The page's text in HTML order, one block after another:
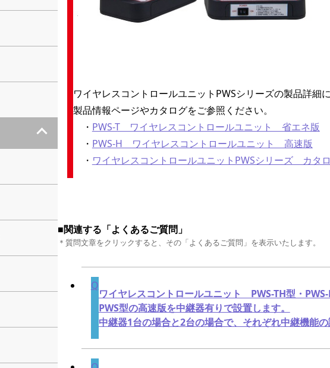
ワイヤレスコントロールユニットPWSシリーズの製品詳細
製品情報ページやカタログをご参照ください。
・ PWS-T ワイヤレスコントロールユニット 省エネ版
・ PWS-H ワイヤレスコントロールユニット 高速版
・ ワイヤレスコントロールユニットPWSシリーズ カタ
■関連する「よくあるご質問」
＊質問文章をクリックすると、その「よくあるご質問」を表示いたします。
ワイヤレスコントロールユニット PWS-TH型・
PWS型の高速版を中継器有りで設置します。
中継器1台の場合と2台の場合で、それぞれ中継機能の